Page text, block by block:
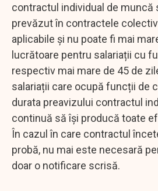
contractul individual de muncă
prevăzut în contractele
aplicabile și nu poate fi mai
lucrătoare pentru salariații cu
respectiv mai mare de 45 de
salariații care ocupă funcții de
durata preavizului contractul
continuă să își producă toate
În cazul în care contractul
probă, nu mai este necesară
doar o notificare scrisă.